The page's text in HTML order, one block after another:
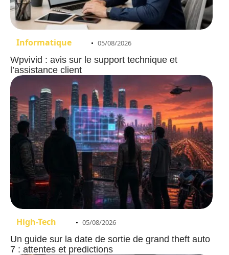
Informatique 05/08/2026
Wpvivid : avis sur le support technique et
l’assistance client
High-Tech 05/08/2026
Un guide sur la date de sortie de grand theft auto
7 : attentes et predictions